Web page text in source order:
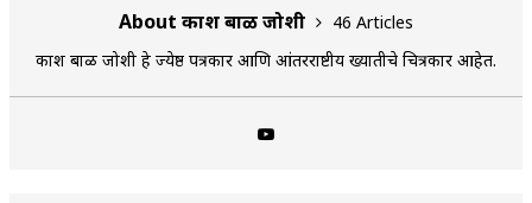
About प्रकाश बाळ जोशी
46 Articles
प्रकाश बाळ जोशी हे ज्येष्ठ पत्रकार आणि आंतरराष्टीय ख्यातीचे चित्रकार आहेत.